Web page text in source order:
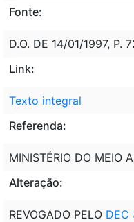
Fonte:
D.O. DE 14/01/1997, P.
Link:
Texto integral
Referenda:
MINISTÉRIO DO MEIO
Alteração:
REVOGADO PELO DEC